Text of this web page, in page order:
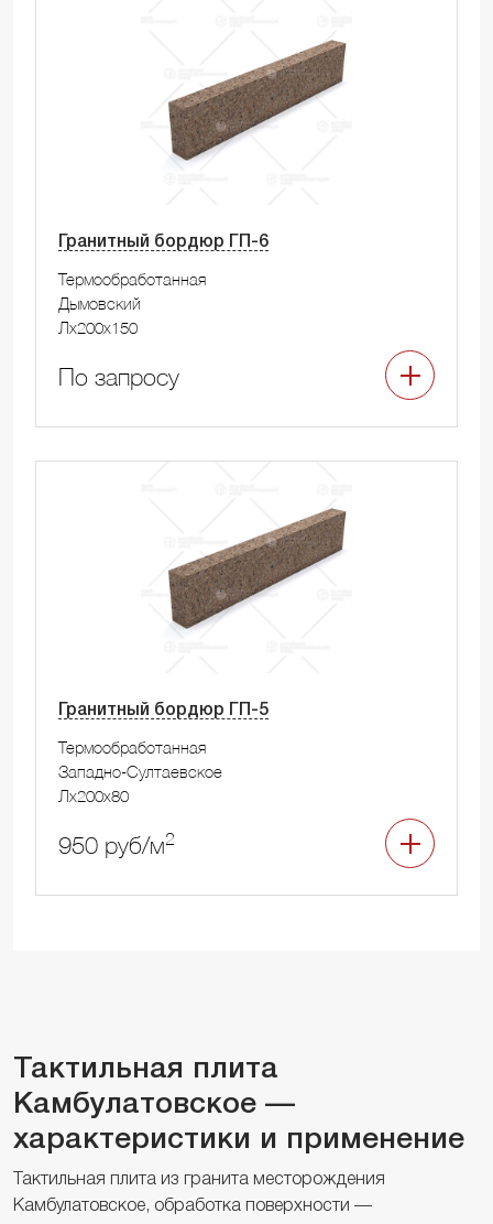
Гранитный бордюр ГП-6
Термообработанная
Дымовский
Лx200x150
По запросу
Гранитный бордюр ГП-5
Термообработанная
Западно-Султаевское
Лx200x80
950 руб/м2
Тактильная плита
Камбулатовское —
характеристики и применение
Тактильная плита из гранита месторождения
Камбулатовское, обработка поверхности —